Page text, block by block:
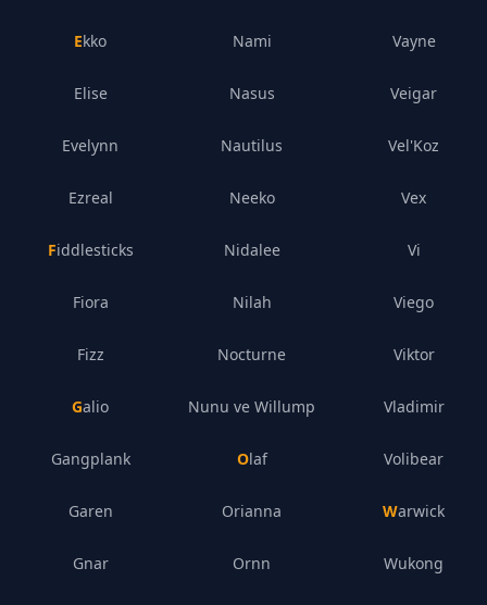
Ekko
Elise
Evelynn
Ezreal
Fiddlesticks
Fiora
Fizz
Galio
Gangplank
Garen
Gnar
Nami
Nasus
Nautilus
Neeko
Nidalee
Nilah
Nocturne
Nunu ve Willump
Olaf
Orianna
Ornn
Vayne
Veigar
Vel'Koz
Vex
Vi
Viego
Viktor
Vladimir
Volibear
Warwick
Wukong